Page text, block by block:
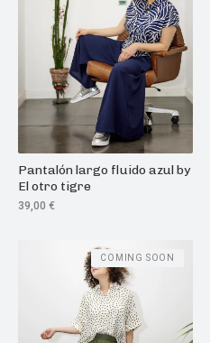
Pantalón largo fluido azul by
El otro tigre
39,00 €
COMING SOON